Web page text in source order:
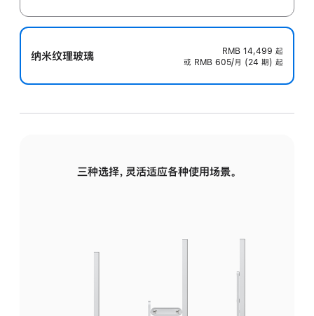
纳米纹理玻璃 RMB 14,499 起
或 RMB 605/月 (24 期) 起
三种选择，灵活适应各种使用场景。